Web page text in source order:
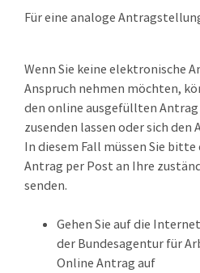
Für eine analoge
Wenn Sie keine elektronische
Anspruch nehmen möchten,
den online ausgefüllten
zusenden lassen oder sich den
In diesem Fall müssen Sie
Antrag per Post an Ihre
senden.
Gehen Sie auf die
der Bundesagentur für
Online Antrag auf